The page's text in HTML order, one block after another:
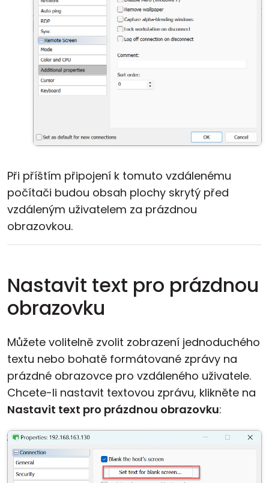
Při příštím připojení k tomuto vzdálenému
počítači budou obsah plochy skrytý před
vzdáleným uživatelem za prázdnou
obrazovkou.
Nastavit text pro prázdnou
obrazovku
Můžete volitelně zvolit zobrazení jednoduchého
textu nebo bohatě formátované zprávy na
prázdné obrazovce pro vzdáleného uživatele.
Chcete-li nastavit textovou zprávu, klikněte na
Nastavit text pro prázdnou obrazovku: